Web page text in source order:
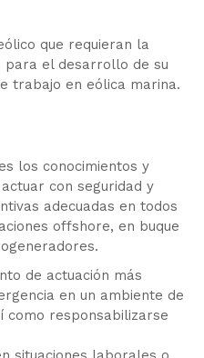
que requieran la
para el desarrollo de su
trabajo en eólica marina.
los conocimientos y
con seguridad y
adecuadas en todos
offshore, en buque
de actuación más
en un ambiente de
como responsabilizarse